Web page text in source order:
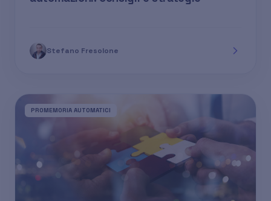
Stefano Fresolone
PROMEMORIA AUTOMATICI